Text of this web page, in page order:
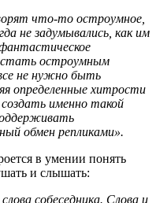
что-то остроумное,
не задумывались, как им
стать остроумным
не нужно быть
определенные хитрости
именно такой
обмен репликами».
в умении понять
и слышать:
собеседника. Слова и